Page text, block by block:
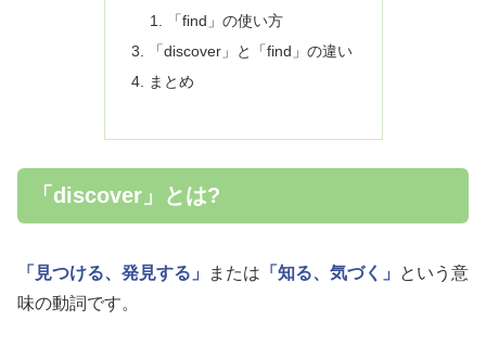
「find」の使い方
「discover」と「find」の違い
まとめ
「discover」とは?
「見つける、発見する」 または 「知る、気づく」
という意
味の動詞です。